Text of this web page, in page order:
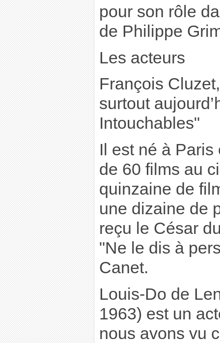
pour son rôle
de Philippe
Les acteurs
François
surtout
Intouchables"
Il est né à
de 60 films au
quinzaine de
une dizaine de
reçu le César
"Ne le dis à
Canet.
Louis-Do de
1963) est un
nous avons vu